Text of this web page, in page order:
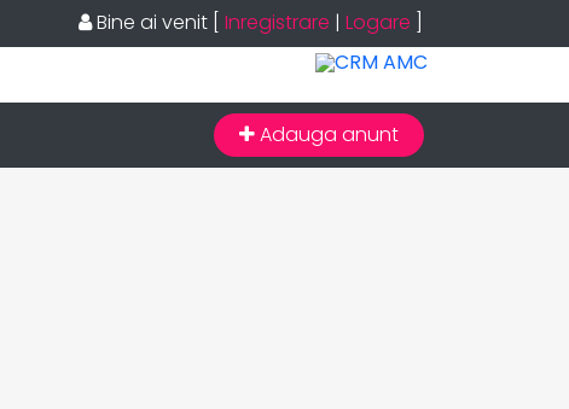
Bine ai venit Inregistrare | Logare
Adauga anunt